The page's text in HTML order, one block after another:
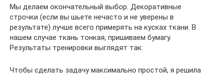
Мы делаем окончательный выбор. Декоративные
строчки (если вы шьете нечасто и не уверены в
результате) лучше всего примерять на кусках ткани. В
нашем случае ткань тонкая, пришиваем бумагу.
Результаты тренировки выглядят так:
Чтобы сделать задачу максимально простой, я решила